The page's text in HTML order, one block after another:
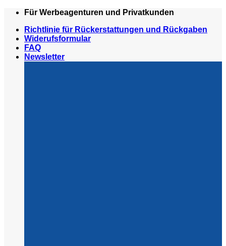
Zum
springen
Für Werbeagenturen und Privatkunden
Richtlinie für Rückerstattungen und Rückgaben
Widerufsformular
FAQ
Newsletter